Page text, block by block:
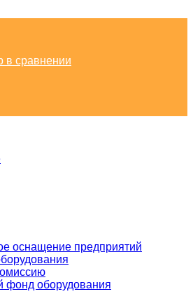
в сравнении
оснащение предприятий
фонд оборудования